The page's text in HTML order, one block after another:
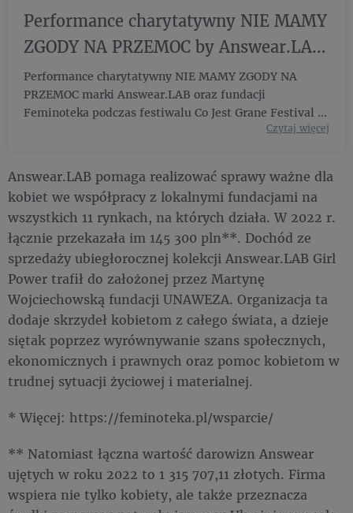
Performance charytatywny NIE MAMY
ZGODY NA PRZEMOC by Answear.LAB
- YouTube
Performance charytatywny NIE MAMY ZGODY NA
PRZEMOC marki Answear.LAB oraz fundacji
Feminoteka podczas festiwalu Co Jest Grane Festival w
Czytaj więcej
Answear.LAB pomaga realizować sprawy ważne dla
kobiet we współpracy z lokalnymi fundacjami na
wszystkich 11 rynkach, na których działa. W 2022 r.
łącznie przekazała im 145 300 pln**. Dochód ze
sprzedaży ubiegłorocznej kolekcji Answear.LAB Girl
Power trafił do założonej przez Martynę
Wojciechowską fundacji UNAWEZA. Organizacja ta
dodaje skrzydeł kobietom z całego świata, a dzieje
siętak poprzez wyrównywanie szans społecznych,
ekonomicznych i prawnych oraz pomoc kobietom w
trudnej sytuacji życiowej i materialnej.
* Więcej: https://feminoteka.pl/wsparcie/
** Natomiast łączna wartość darowizn Answear
ujętych w roku 2022 to 1 315 707,11 złotych. Firma
wspiera nie tylko kobiety, ale także przeznacza